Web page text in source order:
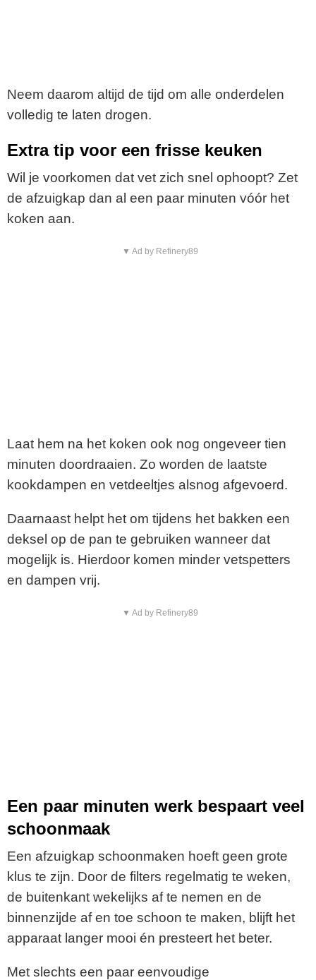
Neem daarom altijd de tijd om alle onderdelen
volledig te laten drogen.
Extra tip voor een frisse keuken
Wil je voorkomen dat vet zich snel ophoopt? Zet
de afzuigkap dan al een paar minuten vóór het
koken aan.
▼ Ad by Refinery89
Laat hem na het koken ook nog ongeveer tien
minuten doordraaien. Zo worden de laatste
kookdampen en vetdeeltjes alsnog afgevoerd.
Daarnaast helpt het om tijdens het bakken een
deksel op de pan te gebruiken wanneer dat
mogelijk is. Hierdoor komen minder vetspetters
en dampen vrij.
▼ Ad by Refinery89
Een paar minuten werk bespaart veel
schoonmaak
Een afzuigkap schoonmaken hoeft geen grote
klus te zijn. Door de filters regelmatig te weken,
de buitenkant wekelijks af te nemen en de
binnenzijde af en toe schoon te maken, blijft het
apparaat langer mooi én presteert het beter.
Met slechts een paar eenvoudige